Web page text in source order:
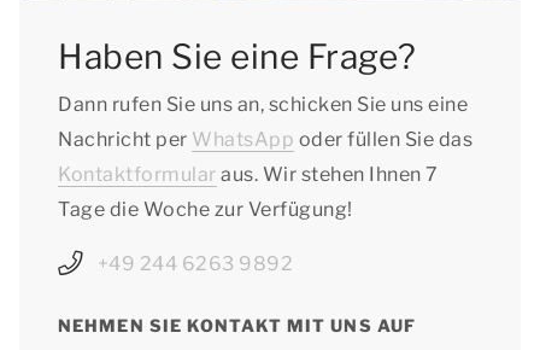
Haben Sie eine Frage?
Dann rufen Sie uns an, schicken Sie uns eine
Nachricht per WhatsApp oder füllen Sie das
Kontaktformular aus. Wir stehen Ihnen 7
Tage die Woche zur Verfügung!
+49 244 6263 9892
NEHMEN SIE KONTAKT MIT UNS AUF